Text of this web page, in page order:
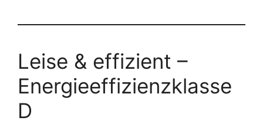
Leise & effizient –
Energieeffizienzklasse
D